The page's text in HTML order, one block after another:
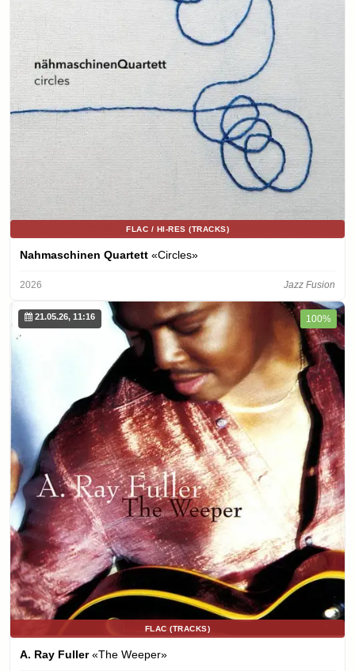
FLAC / HI-RES (TRACKS)
Nahmaschinen Quartett «Circles»
2026 Jazz Fusion
21.05.26, 11:16 100%
FLAC (TRACKS)
A. Ray Fuller«The Weeper»